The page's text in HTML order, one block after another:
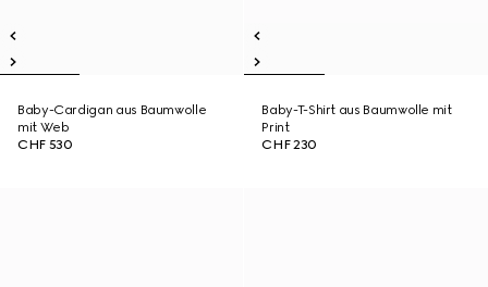
Baby-Cardigan aus Baumwolle
mit Web
CHF 530
Baby-T-Shirt aus Baumwolle mit
Print
CHF 230